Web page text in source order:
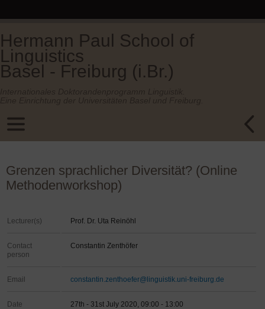
Hermann Paul School of
Linguistics
Basel - Freiburg (i.Br.)
Grenzen sprachlicher Diversität? (Online
Methodenworkshop)
Lecturer(s) Prof. Dr. Uta Reinöhl
Contact
person
Constantin Zenthöfer
Email constantin.zenthoefer@linguistik.uni-freiburg.de
Date 27th - 31st July 2020, 09:00 - 13:00